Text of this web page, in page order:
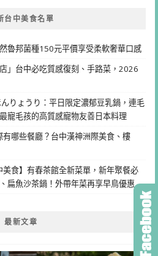
台中美食名單
魯邦菌種150元平價享受柔軟奢華口感
」台中必吃質感復刻、手路菜，2026
りょうり：平日限定濃郁豆乳鍋，連毛
寵毛孩的高質感寵物友善日本料理
有哪些餐廳？台中漢神洲際美食、樓
食】有春茶館全新菜單，新年聚餐必
扁魚沙茶鍋！外帶年菜再享早鳥優惠
最新文章